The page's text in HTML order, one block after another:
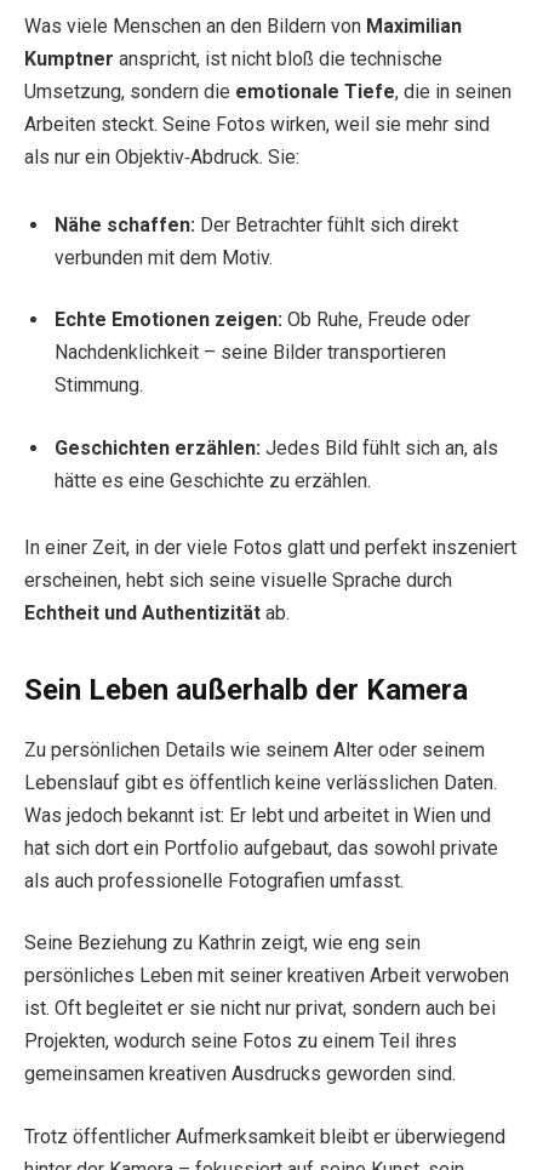
Was viele Menschen an den Bildern von Maximilian
Kumptner anspricht, ist nicht bloß die technische
Umsetzung, sondern die emotionale Tiefe, die in seinen
Arbeiten steckt. Seine Fotos wirken, weil sie mehr sind
als nur ein Objektiv‑Abdruck. Sie:
Nähe schaffen: Der Betrachter fühlt sich direkt
verbunden mit dem Motiv.
Echte Emotionen zeigen: Ob Ruhe, Freude oder
Nachdenklichkeit – seine Bilder transportieren
Stimmung.
Geschichten erzählen: Jedes Bild fühlt sich an, als
hätte es eine Geschichte zu erzählen.
In einer Zeit, in der viele Fotos glatt und perfekt inszeniert
erscheinen, hebt sich seine visuelle Sprache durch
Echtheit und Authentizität ab.
Sein Leben außerhalb der Kamera
Zu persönlichen Details wie seinem Alter oder seinem
Lebenslauf gibt es öffentlich keine verlässlichen Daten.
Was jedoch bekannt ist: Er lebt und arbeitet in Wien und
hat sich dort ein Portfolio aufgebaut, das sowohl private
als auch professionelle Fotografien umfasst.
Seine Beziehung zu Kathrin zeigt, wie eng sein
persönliches Leben mit seiner kreativen Arbeit verwoben
ist. Oft begleitet er sie nicht nur privat, sondern auch bei
Projekten, wodurch seine Fotos zu einem Teil ihres
gemeinsamen kreativen Ausdrucks geworden sind.
Trotz öffentlicher Aufmerksamkeit bleibt er überwiegend